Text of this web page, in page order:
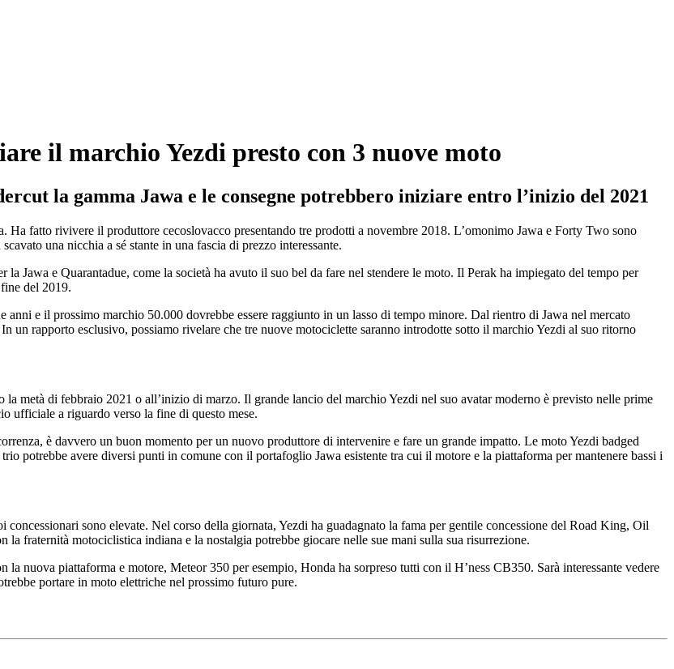
il marchio Yezdi presto con 3 nuove moto
la gamma Jawa e le consegne potrebbero iniziare entro l’inizio del 2021
fatto rivivere il produttore cecoslovacco presentando tre prodotti a novembre 2018. L’omonimo Jawa e Forty Two sono
una nicchia a sé stante in una fascia di prezzo interessante.
Jawa e Quarantadue, come la società ha avuto il suo bel da fare nel stendere le moto. Il Perak ha impiegato del tempo per
del 2019.
e il prossimo marchio 50.000 dovrebbe essere raggiunto in un lasso di tempo minore. Dal rientro di Jawa nel mercato
un rapporto esclusivo, possiamo rivelare che tre nuove motociclette saranno introdotte sotto il marchio Yezdi al suo ritorno
metà di febbraio 2021 o all’inizio di marzo. Il grande lancio del marchio Yezdi nel suo avatar moderno è previsto nelle prime
ufficiale a riguardo verso la fine di questo mese.
è davvero un buon momento per un nuovo produttore di intervenire e fare un grande impatto. Le moto Yezdi badged
potrebbe avere diversi punti in comune con il portafoglio Jawa esistente tra cui il motore e la piattaforma per mantenere bassi i
sono elevate. Nel corso della giornata, Yezdi ha guadagnato la fama per gentile concessione del Road King, Oil
fraternità motociclistica indiana e la nostalgia potrebbe giocare nelle sue mani sulla sua risurrezione.
nuova piattaforma e motore, Meteor 350 per esempio, Honda ha sorpreso tutti con il H’ness CB350. Sarà interessante vedere
portare in moto elettriche nel prossimo futuro pure.